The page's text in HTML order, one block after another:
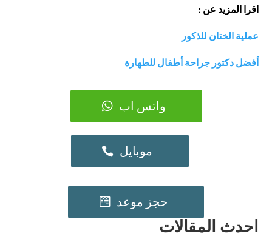
احدث المقالات
اقرا المزيد عن :
عملية الختان للذكور
أفضل دكتور جراحة أطفال للطهارة
واتس اب
موبايل
حجز موعد